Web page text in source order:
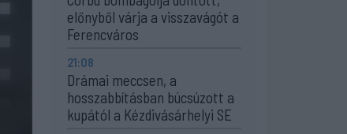
előnyből várja a visszavágót a
Ferencváros
21:08
Drámai meccsen, a
hosszabbításban búcsúzott a
kupától a Kézdivásárhelyi SE